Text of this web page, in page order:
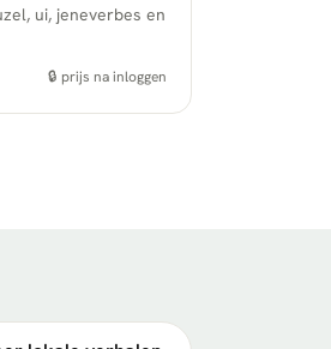
ui, jeneverbes en
🔒 prijs na inloggen